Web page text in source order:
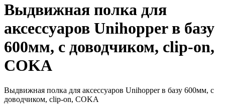
Выдвижная полка для
аксессуаров Unihopper в базу
600мм, с доводчиком, clip-on,
COKA
Выдвижная полка для аксессуаров Unihopper в базу 600мм, с
доводчиком, clip-on, COKA